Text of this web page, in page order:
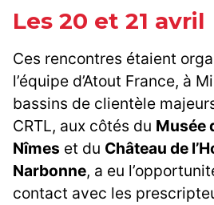
Les 20 et 21 avril
Ces rencontres étaient
l’équipe d’Atout France, à
bassins de clientèle
CRTL, aux côtés du Musée
Nîmes et du Château de
Narbonne, a eu
contact avec les